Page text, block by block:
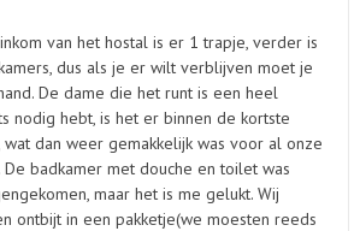
van het hostal is er 1 trapje, verder is
dus als je er wilt verblijven moet je
De dame die het runt is een heel
nodig hebt, is het er binnen de kortste
dan weer gemakkelijk was voor al onze
badkamer met douche en toilet was
maar het is me gelukt. Wij
ontbijt in een pakketje(we moesten reeds